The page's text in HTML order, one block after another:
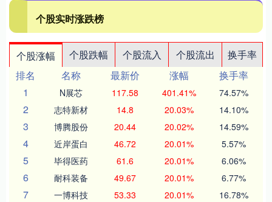
个股实时涨跌榜
个股涨幅 个股跌幅 个股流入 个股流出
换手率
排名
名称 最新价 涨幅
换手率
1
N展芯 117.58 401.41% 74.57%
2 志特新材 14.8 20.03% 14.10%
3 博腾股份 20.44 20.02% 14.59%
4 近岸蛋白 46.72 20.01% 5.57%
5 毕得医药 61.6 20.01% 6.06%
6 耐科装备 49.67 20.01% 6.77%
7 一博科技 53.33 20.01% 16.78%